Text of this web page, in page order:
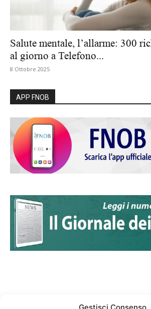
Salute mentale, l’allarme: 300
al giorno a Telefono...
8 Ottobre 2025
APP FNOB